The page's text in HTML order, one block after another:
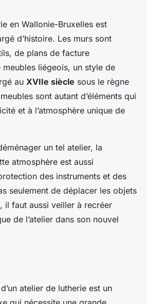
en Wallonie-Bruxelles est
d’histoire. Les murs sont
de plans de facture
meubles liégeois, un style de
au XVIIe siècle sous le règne
sont autant d’éléments qui
et à l’atmosphère unique de
un tel atelier, la
atmosphère est aussi
des instruments et des
seulement de déplacer les objets
il faut aussi veiller à recréer
de l’atelier dans son nouvel
atelier de lutherie est un